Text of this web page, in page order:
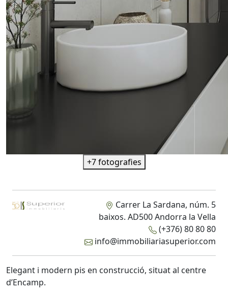
+7 fotografies
Carrer La Sardana, núm. 5
baixos. AD500 Andorra la Vella
(+376) 80 80 80
info@immobiliariasuperior.com
Elegant i modern pis en construcció, situat al centre
d’Encamp.